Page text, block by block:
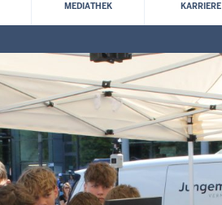
MEDIATHEK KARRIERE